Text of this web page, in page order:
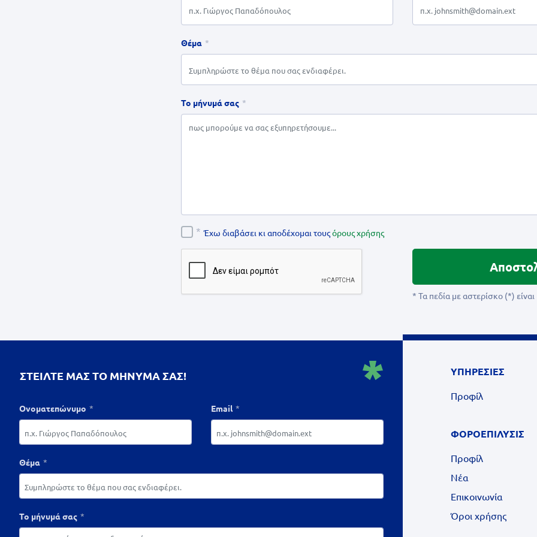
Θέμα
Το μήνυμά σας
Έχω διαβάσει κι αποδέχομαι τουςόρους χρήσης
* Τα πεδία με αστερίσκο (*)
ΣΤΕΙΛΤΕ ΜΑΣ ΤΟ ΜΗΝΥΜΑ ΣΑΣ!
Ονοματεπώνυμο Email
Θέμα
Το μήνυμά σας
ΥΠΗΡΕΣΙΕΣ
Προφίλ
ΦΟΡΟΕΠΙΛΥΣΙΣ
Προφίλ
Νέα
Επικοινωνία
Όροι χρήσης